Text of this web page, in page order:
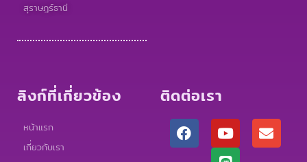
สุราษฎร์ธานี
ลิงก์ที่เกี่ยวข้อง
หน้าแรก
เกี่ยวกับเรา
ติดต่อเรา
F
a
c
Y
o
u
E
n
v
L
i
n